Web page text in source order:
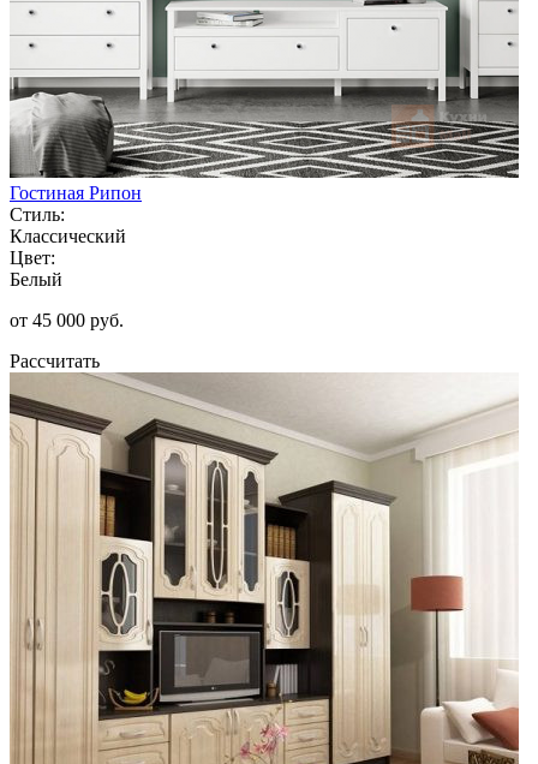
Гостиная Рипон
Стиль:
Классический
Цвет:
Белый
от 45 000 руб.
Рассчитать